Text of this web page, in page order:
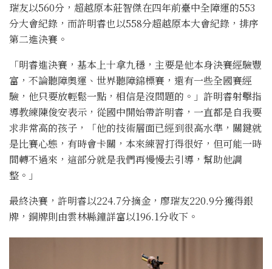
瑞友以560分，超越原本莊智傑在四年前臺中全障運的553
分大會紀錄，而許明睿也以558分超越原本大會紀錄，排序
第二進決賽。
「明睿進決賽，基本上十拿九穩，主要是他本身決賽經驗豐
富，不論聽障奧運、世界聽障錦標賽，還有一些全國賽經
驗，他只要放輕鬆一點，相信是沒問題的。」許明睿射擊指
導教練陳俊安表示，從國中開始帶許明睿，一直都是自我要
求非常高的孩子，「他的技術層面已經到很高水準，關鍵就
是比賽心態，有時會卡關，本來練習打得很好，但可能一時
間轉不過來，這部分就是我們再慢慢去引導，幫助他調
整。」
最終決賽，許明睿以224.7分摘金，廖瑞友220.9分獲得銀
牌，銅牌則由雲林縣鐘詳富以196.1分收下。